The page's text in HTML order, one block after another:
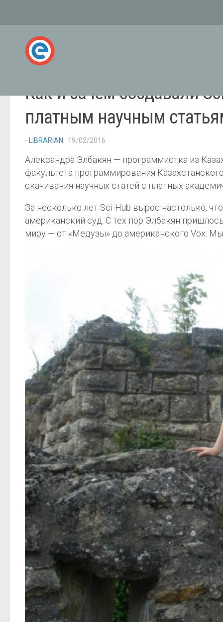
Как и зачем создавали
платным научным
- LIBRARIAN · 19/02/2016
Александра Элбакян — программистка из
факультета программирования
скачивания научных статей с платных
За несколько лет Sci-Hub вырос настолько,
американский суд. С тех пор Элбакян
миру — от «Медузы» до американского Vox.